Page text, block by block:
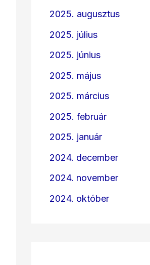
2025. augusztus
2025. július
2025. június
2025. május
2025. március
2025. február
2025. január
2024. december
2024. november
2024. október